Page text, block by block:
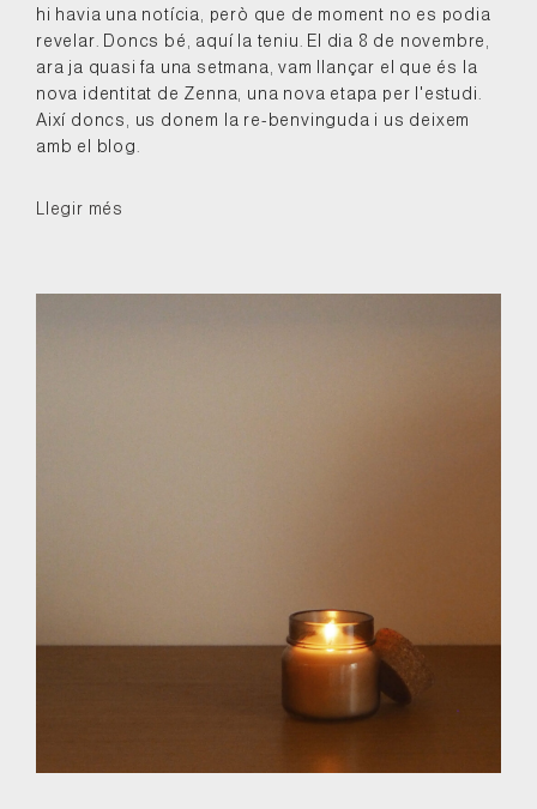
hi havia una notícia, però que de moment no es podia
revelar. Doncs bé, aquí la teniu. El dia 8 de novembre,
ara ja quasi fa una setmana, vam llançar el que és la
nova identitat de Zenna, una nova etapa per l'estudi.
Així doncs, us donem la re-benvinguda i us deixem
amb el blog.
Llegir més